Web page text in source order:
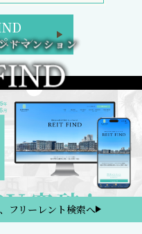
ーン
フリーレント検索へ